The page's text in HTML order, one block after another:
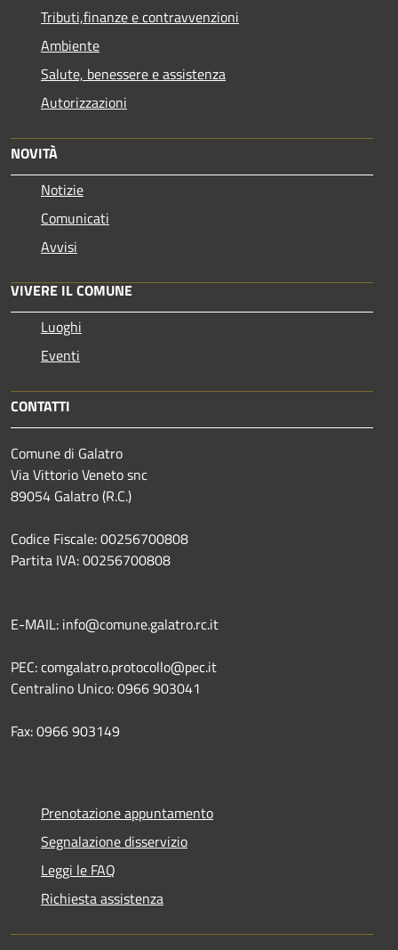
Tributi,finanze e contravvenzioni
Ambiente
Salute, benessere e assistenza
Autorizzazioni
NOVITÀ
Notizie
Comunicati
Avvisi
VIVERE IL COMUNE
Luoghi
Eventi
CONTATTI
Comune di Galatro
Via Vittorio Veneto snc
89054 Galatro (R.C.)
Codice Fiscale: 00256700808
Partita IVA: 00256700808
E-MAIL: info@comune.galatro.rc.it
PEC: comgalatro.protocollo@pec.it
Centralino Unico: 0966 903041
Fax: 0966 903149
Prenotazione appuntamento
Segnalazione disservizio
Leggi le FAQ
Richiesta assistenza